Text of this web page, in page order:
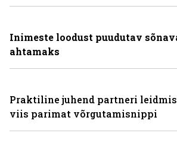
Inimeste loodust puudutav
ahtamaks
Praktiline juhend partneri
viis parimat võrgutamisnippi